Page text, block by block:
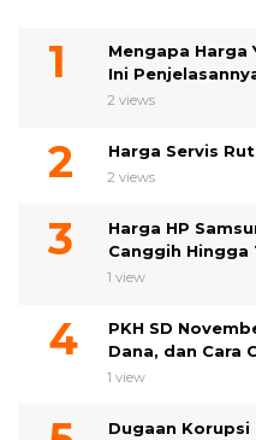
Mengapa Harga
Ini
2 views
Harga Servis
2 views
Harga HP
Canggih Hingga
1 view
PKH SD
Dana, dan Cara
1 view
Dugaan Korupsi